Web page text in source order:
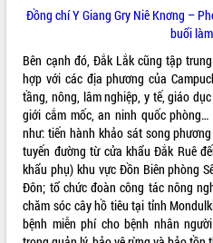
tại Nghĩa trang Liệt sĩ xã Sơn Hòa
Bàn giải pháp tháo gỡ khó khăn trong
xuất khẩu sầu riêng và triển khai quy
định EUDR
Thứ trưởng Bộ Nông nghiệp và Môi
trường Nguyễn Hoàng Hiệp khảo sát
vùng trồng và doanh nghiệp đóng gói
sầu riêng tại Đắk Lắk
Trình diễn nghệ thuật chế biến các
món ăn từ sầu riêng
Đắk Lắk công bố Quy hoạch và xúc
tiến đầu tư tỉnh
Đồng chí Y Giang Gry Niê Knơng –
buổi
Bên cạnh đó, Đắk Lắk cũng tập
hợp với các địa phương của
tầng, nông, lâm nghiệp, y tế, giáo
giới cắm mốc, an ninh quốc
như: tiến hành khảo sát song
tuyến đường từ cửa khẩu Đắk Ruê
khẩu phụ) khu vực Đồn Biên phòng
Đôn; tổ chức đoàn công tác nông
chăm sóc cây hồ tiêu tại tỉnh
bệnh miễn phí cho bệnh nhân